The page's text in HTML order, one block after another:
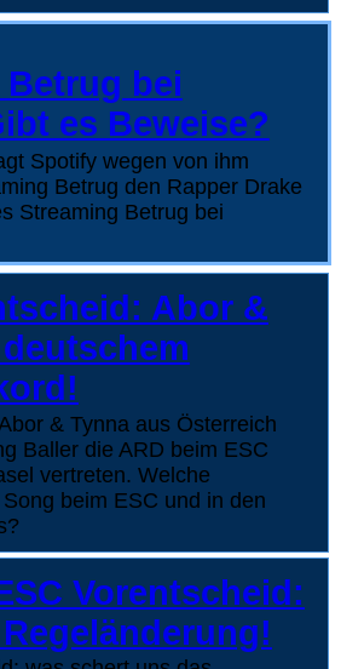
bei
es Beweise?
Spotify wegen von ihm
Betrug den Rapper Drake
Streaming Betrug bei
Abor &
& Tynna aus Österreich
Baller die ARD beim ESC
vertreten. Welche
beim ESC und in den
Vorentscheid: